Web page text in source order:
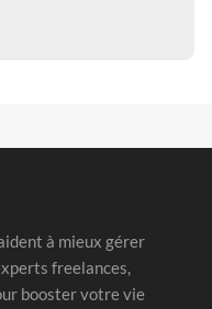
à mieux gérer
freelances,
booster votre vie